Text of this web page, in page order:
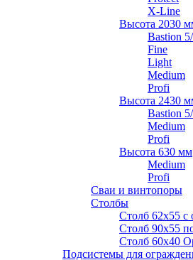
X-Line
Высота 2030
Bastion
Fine
Light
Medium
Profi
Высота 2430
Bastion
Medium
Profi
Высота 630 мм
Medium
Profi
Сваи и винтопоры
Столбы
Cтолб 62х55 с
Cтолб 90х55
Столб 60х40
Подсистемы для